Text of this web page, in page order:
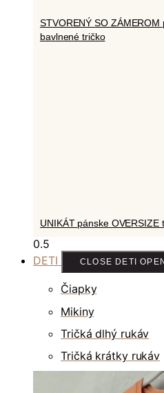
STVORENÝ SO
bavlnené tričko
UNIKÁT pánske OVERSIZE
DETI CLOSE DETI
Čiapky
Mikiny
Tričká dlhý rukáv
Tričká krátky rukáv